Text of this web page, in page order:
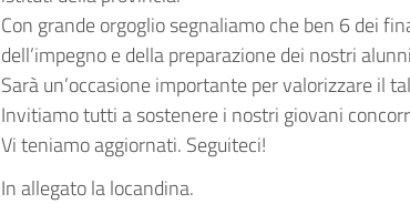
Con grande orgoglio segnaliamo che ben 6 dei
dell’impegno e della preparazione dei nostri
Sarà un’occasione importante per valorizzare il
Invitiamo tutti a sostenere i nostri giovani
Vi teniamo aggiornati. Seguiteci!
In allegato la locandina.